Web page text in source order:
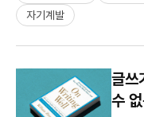
자기계발
글쓰
수